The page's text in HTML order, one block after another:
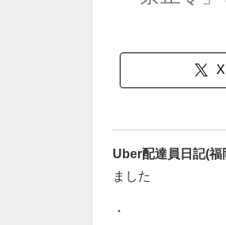
X
Uber配達員日記(福
ました
・